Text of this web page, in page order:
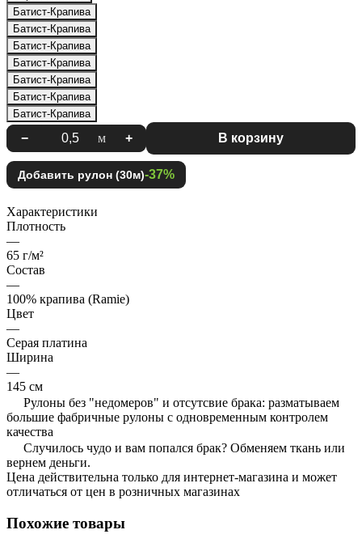
Батист-Крапива
Батист-Крапива
Батист-Крапива
Батист-Крапива
Батист-Крапива
Батист-Крапива
Батист-Крапива
− м + В корзину
Добавить рулон (30м)-37%
Характеристики
Плотность
—
65 г/м²
Состав
—
100% крапива (Ramie)
Цвет
—
Серая платина
Ширина
—
145 см
Рулоны без "недомеров" и отсутсвие брака: разматываем
большие фабричные рулоны с одновременным контролем
качества
Случилось чудо и вам попался брак? Обменяем ткань или
вернем деньги.
Цена действительна только для интернет-магазина и может
отличаться от цен в розничных магазинах
Похожие товары